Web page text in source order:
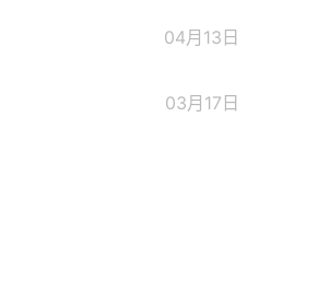
04月13日
03月17日